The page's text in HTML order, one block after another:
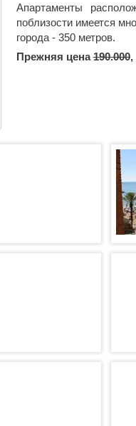
Апартаменты
поблизости имеется
города - 350 метров.
Прежняя цена190.000,